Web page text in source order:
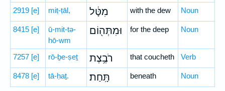
2919 [e] miṭ-ṭāl, מִטָּ֔ל with the dew Noun
8415 [e]
ū-mit-tə-
hō-wm
וּמִתְּה֖וֹם for the deep Noun
7257 [e] rō-ḇe-ṣeṯ רֹבֶ֥צֶת that coucheth Verb
8478 [e] tā-ḥaṯ. תָּֽחַת׃ beneath Noun